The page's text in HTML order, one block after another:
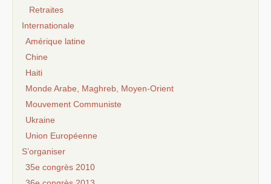
Retraites
Internationale
Amérique latine
Chine
Haiti
Monde Arabe, Maghreb, Moyen-Orient
Mouvement Communiste
Ukraine
Union Européenne
S’organiser
35e congrès 2010